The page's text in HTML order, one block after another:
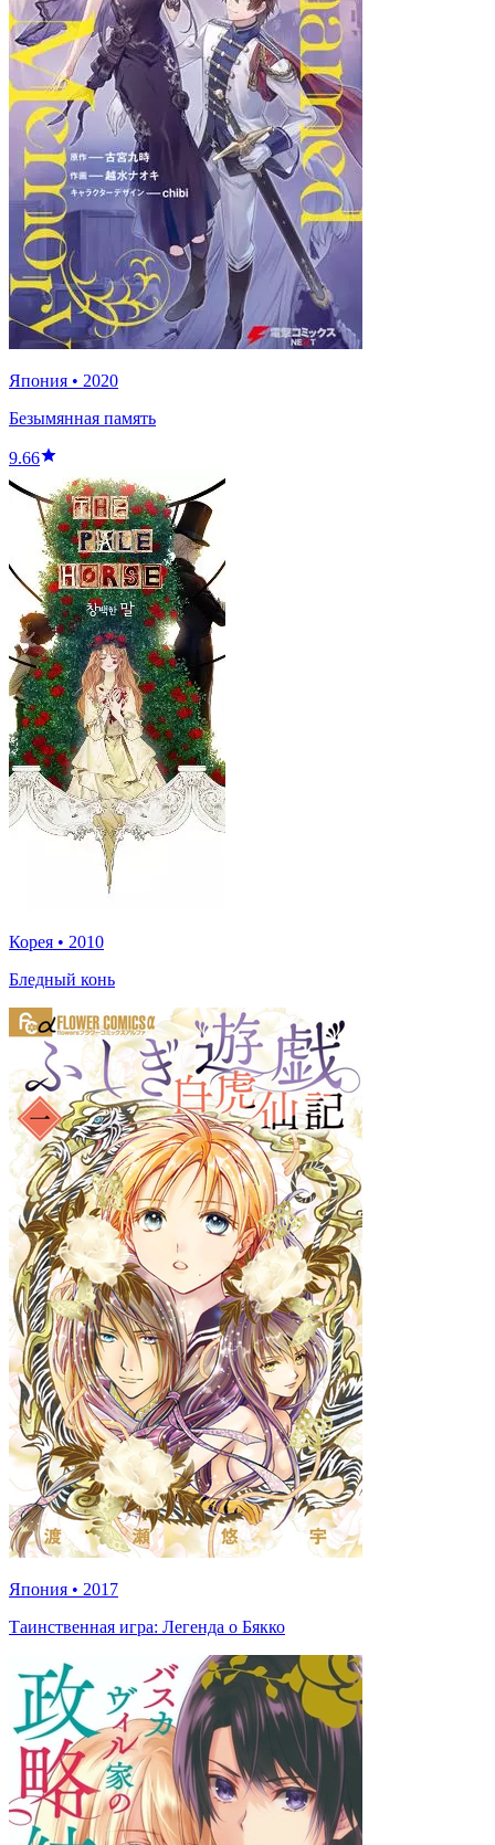
Япония • 2020
Безымянная память
9.66
Корея • 2010
Бледный конь
Япония • 2017
Таинственная игра: Легенда о Бякко